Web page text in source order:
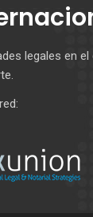
legales en el